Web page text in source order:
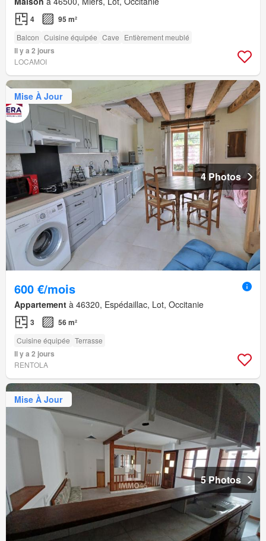
4 95 m²
Balcon Cuisine équipée Cave Entièrement meublé
Il y a 2 jours
LOCAMOI
Mise À Jour
4 Photos
600 €/mois
Appartement à 46320, Espédaillac, Lot, Occitanie
3 56 m²
Cuisine équipée Terrasse
Il y a 2 jours
RENTOLA
Mise À Jour
5 Photos